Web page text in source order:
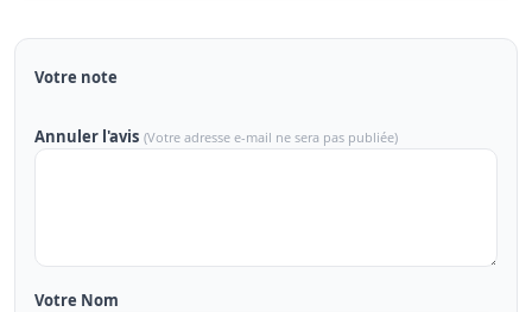
Votre note
Annuler l'avis (Votre adresse e-mail ne sera pas publiée)
Votre Nom